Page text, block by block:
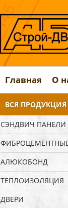
Главная О
ВСЯ ПРОДУКЦИЯ
СЭНДВИЧ ПАНЕЛИ
АЛЮКОБОНД
ТЕПЛОИЗОЛЯЦИЯ
ДВЕРИ